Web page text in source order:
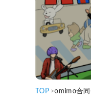
TOP >omimo合同